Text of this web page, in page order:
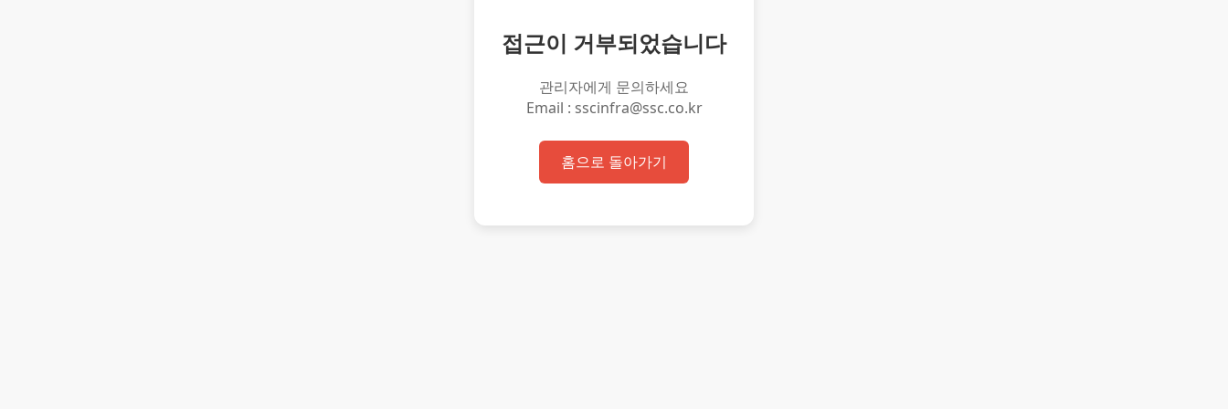
접근이 거부되었습니다
관리자에게 문의하세요
Email : sscinfra@ssc.co.kr
홈으로 돌아가기